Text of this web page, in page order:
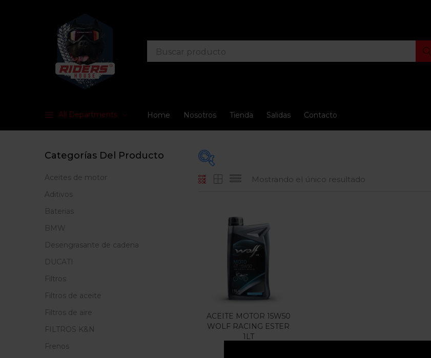
All Departments Home Nosotros Tienda Salidas Contacto
En oferta
Categorias
Categorias
Mostrando el único resultado
ACEITE MOTOR 15W50
WOLF RACING ESTER
1LT
Categorías Del Producto
Aceites de motor
Aditivos
Baterias
BMW
Desengrasante de cadena
DUCATI
Filtros
Filtros de aceite
Filtros de aire
FILTROS K&N
Frenos